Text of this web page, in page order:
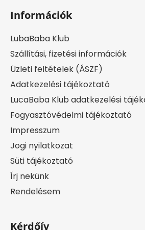
Információk
LubaBaba Klub
Szállítási, fizetési információk
Üzleti feltételek (ÁSZF)
Adatkezelési tájékoztató
LucaBaba Klub adatkezelési
Fogyasztóvédelmi tájékoztató
Impresszum
Jogi nyilatkozat
Süti tájékoztató
Írj nekünk
Rendelésem
Kérdőív